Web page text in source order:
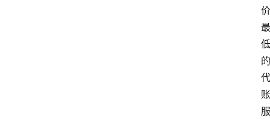
价
最
低
的
代
账
服